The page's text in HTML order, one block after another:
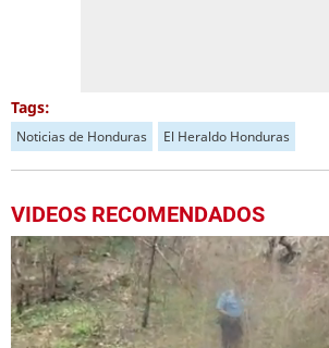
Tags:
Noticias de Honduras El Heraldo Honduras
VIDEOS RECOMENDADOS